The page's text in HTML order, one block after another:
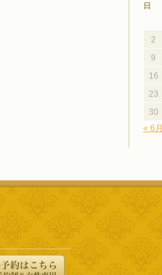
日
« 6月
2
9
16
23
30